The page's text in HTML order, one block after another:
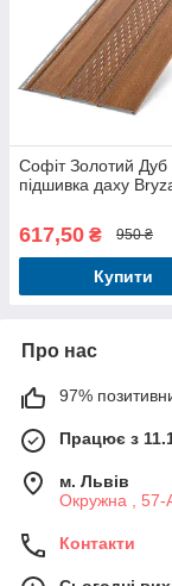
Софіт Золотий Дуб
підшивка даху
617,50 ₴ 950 ₴
Купити
Про нас
97%
Працює з
м. Львів
Окружна , 57-
Контакти